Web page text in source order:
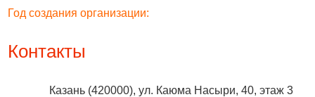
Год создания организации:
Контакты
Казань (420000), ул. Каюма Насыри, 40, этаж 3